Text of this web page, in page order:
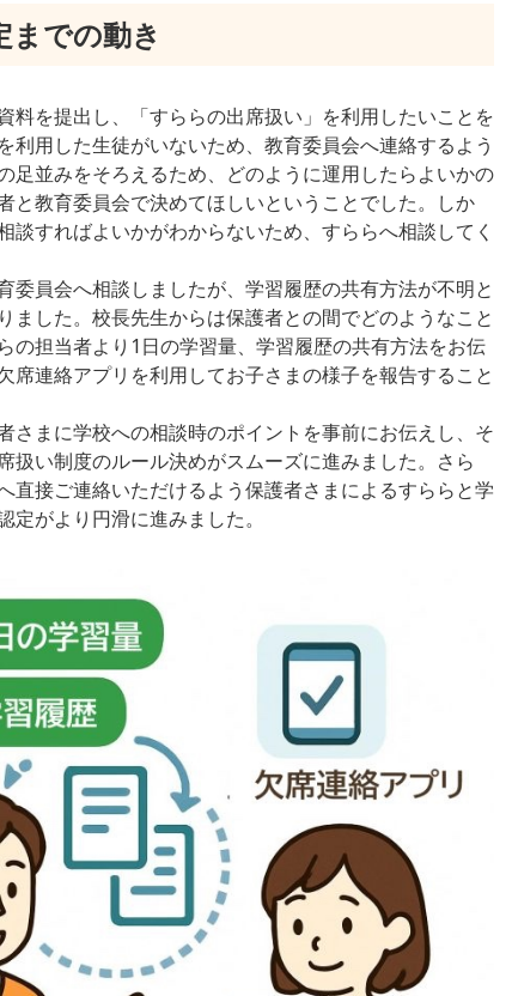
までの動き
料を提出し、「すららの出席扱い」を利用したいことを
用した生徒がいないため、教育委員会へ連絡するよう
足並みをそろえるため、どのように運用したらよいかの
と教育委員会で決めてほしいということでした。しか
談すればよいかがわからないため、すららへ相談してく
委員会へ相談しましたが、学習履歴の共有方法が不明と
した。校長先生からは保護者との間でどのようなこと
の担当者より1日の学習量、学習履歴の共有方法をお伝
席連絡アプリを利用してお子さまの様子を報告すること
さまに学校への相談時のポイントを事前にお伝えし、そ
扱い制度のルール決めがスムーズに進みました。さら
直接ご連絡いただけるよう保護者さまによるすららと学
がより円滑に進みました。